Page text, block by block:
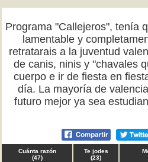
Programa "Callejeros", tenía
lamentable y
retratarais a la juventud
de canis, ninis y "chavales
cuerpo e ir de fiesta en
día. La mayoría de
futuro mejor ya sea
Cuánta razón
(47)
Te jodes
(23)